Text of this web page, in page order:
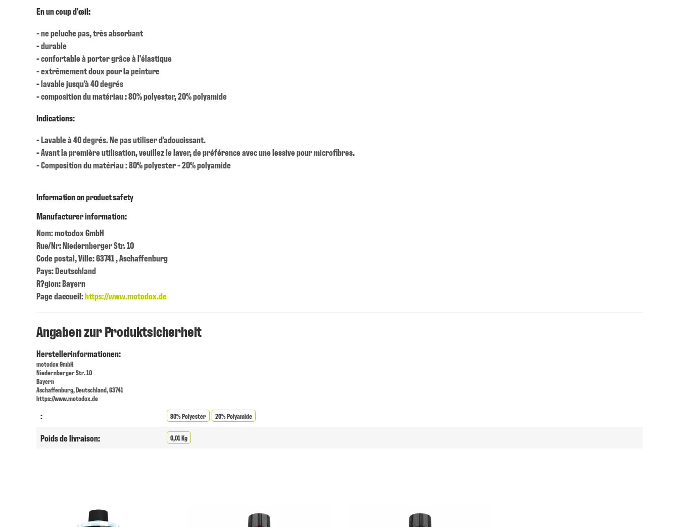
En un coup d'œil:
- ne peluche pas, très absorbant
- durable
- confortable à porter grâce à l'élastique
- extrêmement doux pour la peinture
- lavable jusqu'à 40 degrés
- composition du matériau : 80% polyester, 20% polyamide
Indications:
- Lavable à 40 degrés. Ne pas utiliser d'adoucissant.
- Avant la première utilisation, veuillez le laver, de préférence avec une lessive pour microfibres.
- Composition du matériau : 80% polyester - 20% polyamide
Information on product safety
Manufacturer information:
Nom: motodox GmbH
Rue/Nr: Niedernberger Str. 10
Code postal, Ville: 63741 , Aschaffenburg
Pays: Deutschland
R?gion: Bayern
Page daccueil:https://www.motodox.de
Angaben zur Produktsicherheit
Herstellerinformationen:
motodox GmbH
Niedernberger Str. 10
Bayern
Aschaffenburg, Deutschland, 63741
https://www.motodox.de
: 80% Polyester 20% Polyamide
Poids de livraison: 0,01 Kg